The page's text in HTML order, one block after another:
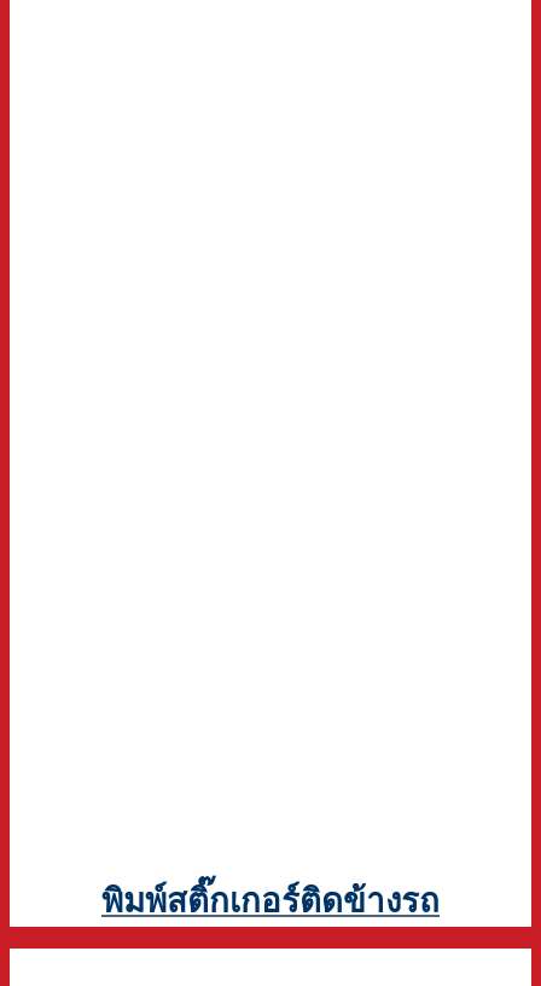
พิมพ์สติ๊กเกอร์ติดข้างรถ